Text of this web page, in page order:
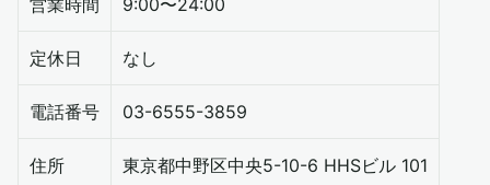
定休日 なし
電話番号 03-6555-3859
住所 東京都中野区中央5-10-6 HHSビル 101